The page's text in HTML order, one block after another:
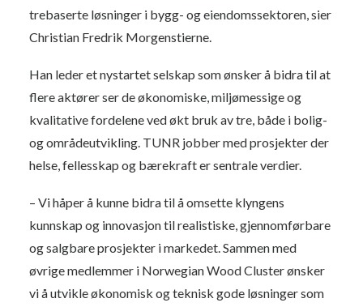
trebaserte løsninger i bygg- og eiendomssektoren, sier
Christian Fredrik Morgenstierne.
Han leder et nystartet selskap som ønsker å bidra til at
flere aktører ser de økonomiske, miljømessige og
kvalitative fordelene ved økt bruk av tre, både i bolig-
og områdeutvikling. TUNR jobber med prosjekter der
helse, fellesskap og bærekraft er sentrale verdier.
– Vi håper å kunne bidra til å omsette klyngens
kunnskap og innovasjon til realistiske, gjennomførbare
og salgbare prosjekter i markedet. Sammen med
øvrige medlemmer i Norwegian Wood Cluster ønsker
vi å utvikle økonomisk og teknisk gode løsninger som